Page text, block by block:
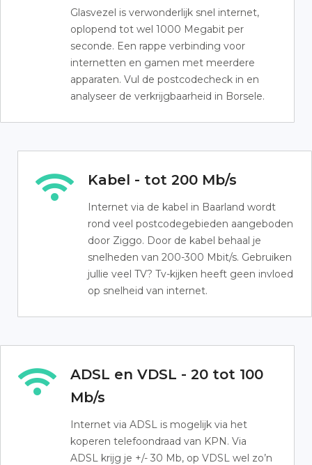
Glasvezel is verwonderlijk snel internet,
oplopend tot wel 1000 Megabit per
seconde. Een rappe verbinding voor
internetten en gamen met meerdere
apparaten. Vul de postcodecheck in en
analyseer de verkrijgbaarheid in Borsele.
Kabel - tot 200 Mb/s
Internet via de kabel in Baarland wordt
rond veel postcodegebieden aangeboden
door Ziggo. Door de kabel behaal je
snelheden van 200-300 Mbit/s. Gebruiken
jullie veel TV? Tv-kijken heeft geen invloed
op snelheid van internet.
ADSL en VDSL - 20 tot 100
Mb/s
Internet via ADSL is mogelijk via het
koperen telefoondraad van KPN. Via
ADSL krijg je +/- 30 Mb, op VDSL wel zo’n